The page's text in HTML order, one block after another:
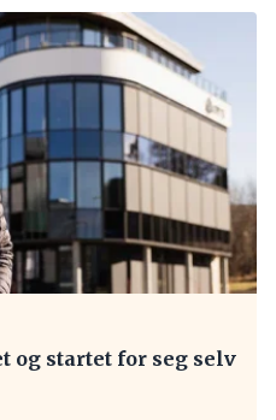
og startet for seg selv